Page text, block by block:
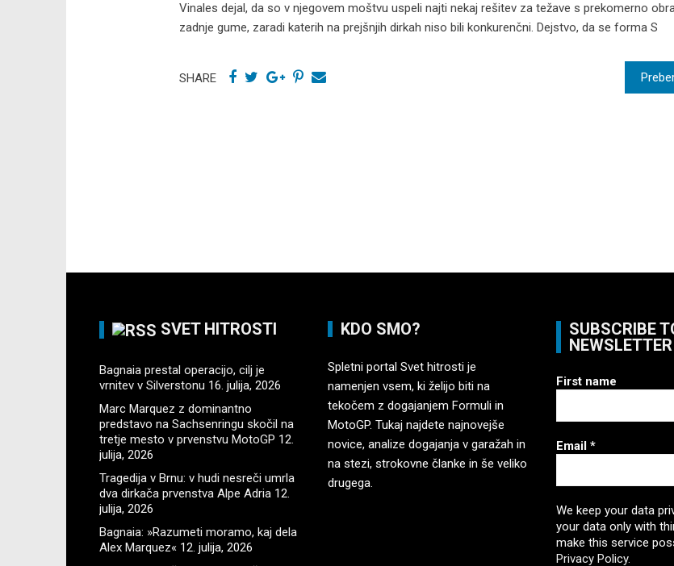
Vinales dejal, da so v njegovem moštvu uspeli najti nekaj rešitev za težave s prekomerno
zadnje gume, zaradi katerih na prejšnjih dirkah niso bili konkurenčni. Dejstvo, da se forma S
SHARE
SVET HITROSTI
Bagnaia prestal operacijo, cilj je
vrnitev v Silverstonu 16. julija, 2026
Marc Marquez z dominantno
predstavo na Sachsenringu skočil na
tretje mesto v prvenstvu MotoGP 12.
julija, 2026
Tragedija v Brnu: v hudi nesreči umrla
dva dirkača prvenstva Alpe Adria 12.
julija, 2026
Bagnaia: »Razumeti moramo, kaj dela
Alex Marquez« 12. julija, 2026
KDO SMO?
Spletni portal Svet hitrosti je
namenjen vsem, ki želijo biti na
tekočem z dogajanjem Formuli in
MotoGP. Tukaj najdete najnovejše
novice, analize dogajanja v garažah in
na stezi, strokovne članke in še veliko
drugega.
SUBSCRIBE
NEWSLETTER
First name
Email*
We keep your data
your data only with
make this service
Privacy Policy.